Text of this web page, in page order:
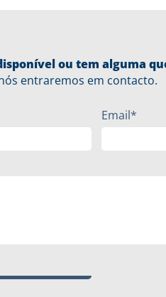
ou tem alguma
entraremos em contacto.
Email*